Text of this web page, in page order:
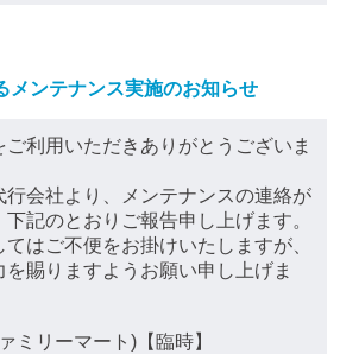
メンテナンス実施のお知らせ
利用いただきありがとうございま
行会社より、メンテナンスの連絡が
記のとおりご報告申し上げます。
はご不便をお掛けいたしますが、
賜りますようお願い申し上げま
ミリーマート)【臨時】